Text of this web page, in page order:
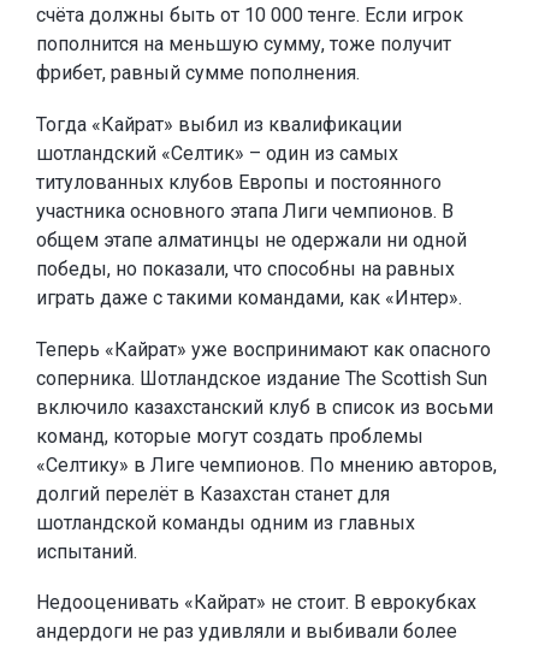
счёта должны быть от 10 000 тенге. Если игрок
пополнится на меньшую сумму, тоже получит
фрибет, равный сумме пополнения.
Тогда «Кайрат» выбил из квалификации
шотландский «Селтик» – один из самых
титулованных клубов Европы и постоянного
участника основного этапа Лиги чемпионов. В
общем этапе алматинцы не одержали ни одной
победы, но показали, что способны на равных
играть даже с такими командами, как «Интер».
Теперь «Кайрат» уже воспринимают как опасного
соперника. Шотландское издание The Scottish Sun
включило казахстанский клуб в список из восьми
команд, которые могут создать проблемы
«Селтику» в Лиге чемпионов. По мнению авторов,
долгий перелёт в Казахстан станет для
шотландской команды одним из главных
испытаний.
Недооценивать «Кайрат» не стоит. В еврокубках
андердоги не раз удивляли и выбивали более